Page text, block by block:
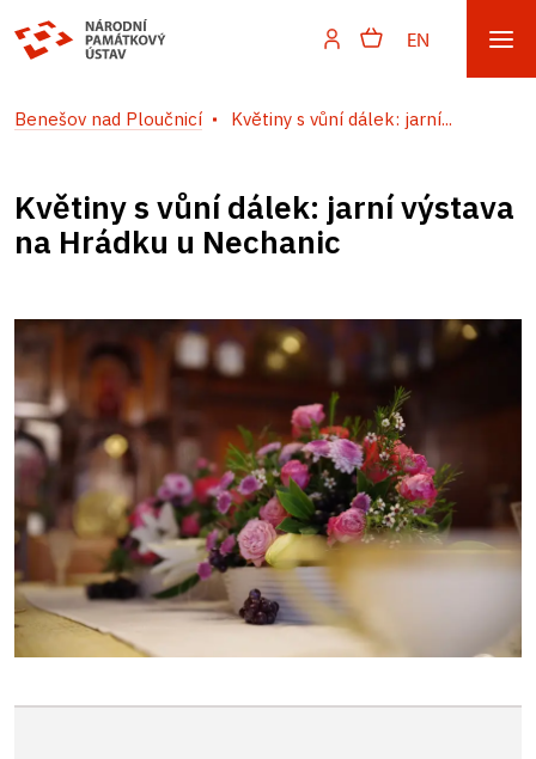
EN
Benešov nad Ploučnicí Květiny s vůní dálek: jarní...
Květiny s vůní dálek: jarní výstava
na Hrádku u Nechanic